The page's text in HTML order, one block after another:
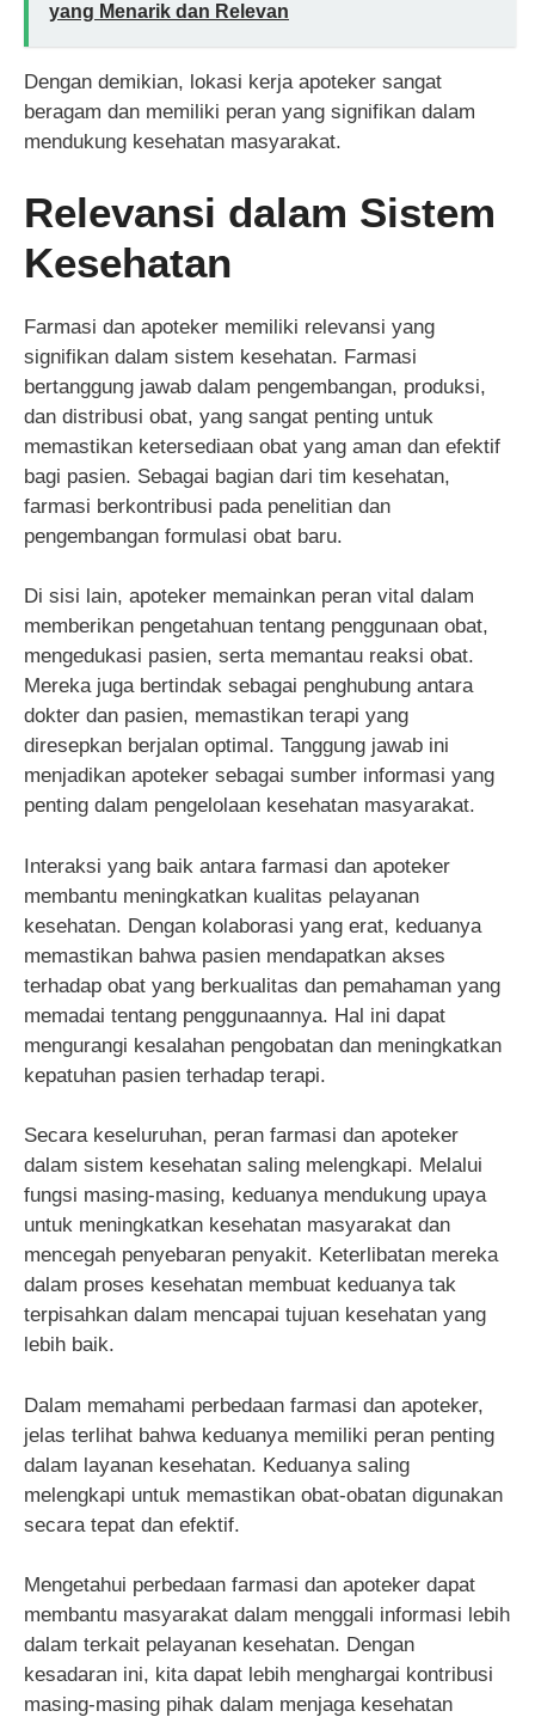
yang Menarik dan Relevan
Dengan demikian, lokasi kerja apoteker sangat
beragam dan memiliki peran yang signifikan dalam
mendukung kesehatan masyarakat.
Relevansi dalam Sistem
Kesehatan
Farmasi dan apoteker memiliki relevansi yang
signifikan dalam sistem kesehatan. Farmasi
bertanggung jawab dalam pengembangan, produksi,
dan distribusi obat, yang sangat penting untuk
memastikan ketersediaan obat yang aman dan efektif
bagi pasien. Sebagai bagian dari tim kesehatan,
farmasi berkontribusi pada penelitian dan
pengembangan formulasi obat baru.
Di sisi lain, apoteker memainkan peran vital dalam
memberikan pengetahuan tentang penggunaan obat,
mengedukasi pasien, serta memantau reaksi obat.
Mereka juga bertindak sebagai penghubung antara
dokter dan pasien, memastikan terapi yang
diresepkan berjalan optimal. Tanggung jawab ini
menjadikan apoteker sebagai sumber informasi yang
penting dalam pengelolaan kesehatan masyarakat.
Interaksi yang baik antara farmasi dan apoteker
membantu meningkatkan kualitas pelayanan
kesehatan. Dengan kolaborasi yang erat, keduanya
memastikan bahwa pasien mendapatkan akses
terhadap obat yang berkualitas dan pemahaman yang
memadai tentang penggunaannya. Hal ini dapat
mengurangi kesalahan pengobatan dan meningkatkan
kepatuhan pasien terhadap terapi.
Secara keseluruhan, peran farmasi dan apoteker
dalam sistem kesehatan saling melengkapi. Melalui
fungsi masing-masing, keduanya mendukung upaya
untuk meningkatkan kesehatan masyarakat dan
mencegah penyebaran penyakit. Keterlibatan mereka
dalam proses kesehatan membuat keduanya tak
terpisahkan dalam mencapai tujuan kesehatan yang
lebih baik.
Dalam memahami perbedaan farmasi dan apoteker,
jelas terlihat bahwa keduanya memiliki peran penting
dalam layanan kesehatan. Keduanya saling
melengkapi untuk memastikan obat-obatan digunakan
secara tepat dan efektif.
Mengetahui perbedaan farmasi dan apoteker dapat
membantu masyarakat dalam menggali informasi lebih
dalam terkait pelayanan kesehatan. Dengan
kesadaran ini, kita dapat lebih menghargai kontribusi
masing-masing pihak dalam menjaga kesehatan